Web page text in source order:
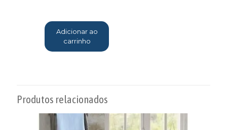
Adicionar ao
carrinho
Produtos relacionados